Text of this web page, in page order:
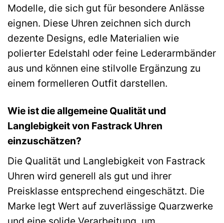
Modelle, die sich gut für besondere Anlässe
eignen. Diese Uhren zeichnen sich durch
dezente Designs, edle Materialien wie
polierter Edelstahl oder feine Lederarmbänder
aus und können eine stilvolle Ergänzung zu
einem formelleren Outfit darstellen.
Wie ist die allgemeine Qualität und
Langlebigkeit von Fastrack Uhren
einzuschätzen?
Die Qualität und Langlebigkeit von Fastrack
Uhren wird generell als gut und ihrer
Preisklasse entsprechend eingeschätzt. Die
Marke legt Wert auf zuverlässige Quarzwerke